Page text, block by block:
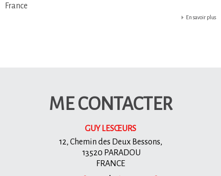
France
En savoir plus
ME CONTACTER
GUY LESŒURS
12, Chemin des Deux Bessons,
13520 PARADOU
FRANCE